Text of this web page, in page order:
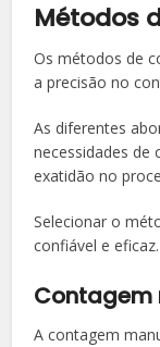
Métodos
Os métodos de
a precisão no
As diferentes
necessidades de
exatidão no
Selecionar o
confiável e eficaz.
Contagem
A contagem